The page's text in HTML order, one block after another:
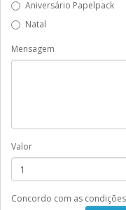
Aniversário Papelpack
Natal
Mensagem
Valor
Concordo com as